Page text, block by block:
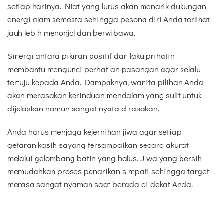
setiap harinya. Niat yang lurus akan menarik dukungan
energi alam semesta sehingga pesona diri Anda terlihat
jauh lebih menonjol dan berwibawa.
Sinergi antara pikiran positif dan laku prihatin
membantu mengunci perhatian pasangan agar selalu
tertuju kepada Anda. Dampaknya, wanita pilihan Anda
akan merasakan kerinduan mendalam yang sulit untuk
dijelaskan namun sangat nyata dirasakan.
Anda harus menjaga kejernihan jiwa agar setiap
getaran kasih sayang tersampaikan secara akurat
melalui gelombang batin yang halus. Jiwa yang bersih
memudahkan proses penarikan simpati sehingga target
merasa sangat nyaman saat berada di dekat Anda.